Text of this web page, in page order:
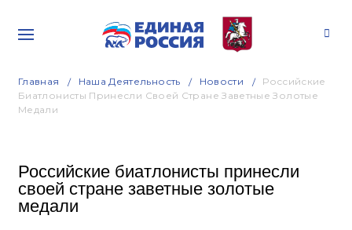
Главная Наша Деятельность Новости
Российские
Биатлонисты Принесли Своей Стране Заветные Золотые
Медали
Российские биатлонисты принесли
своей стране заветные золотые
медали